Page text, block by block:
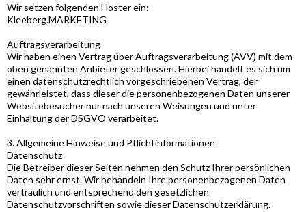
Wir setzen folgenden Hoster ein:
Kleeberg.MARKETING
Auftragsverarbeitung
Wir haben einen Vertrag über Auftragsverarbeitung (AVV) mit dem
oben genannten Anbieter geschlossen. Hierbei handelt es sich um
einen datenschutzrechtlich vorgeschriebenen Vertrag, der
gewährleistet, dass dieser die personenbezogenen Daten unserer
Websitebesucher nur nach unseren Weisungen und unter
Einhaltung der DSGVO verarbeitet.
3. Allgemeine Hinweise und Pflichtinformationen
Datenschutz
Die Betreiber dieser Seiten nehmen den Schutz Ihrer persönlichen
Daten sehr ernst. Wir behandeln Ihre personenbezogenen Daten
vertraulich und entsprechend den gesetzlichen
Datenschutzvorschriften sowie dieser Datenschutzerklärung.